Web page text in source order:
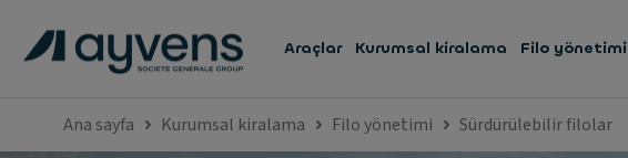
Araçlar Kurumsal kiralama Filo yönetimi
Ana sayfa Kurumsal kiralama Filo yönetimi Sürdürülebilir filolar